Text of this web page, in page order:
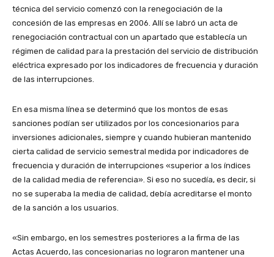
técnica del servicio comenzó con la renegociación de la
concesión de las empresas en 2006. Allí se labró un acta de
renegociación contractual con un apartado que establecía un
régimen de calidad para la prestación del servicio de distribución
eléctrica expresado por los indicadores de frecuencia y duración
de las interrupciones.
En esa misma línea se determinó que los montos de esas
sanciones podían ser utilizados por los concesionarios para
inversiones adicionales, siempre y cuando hubieran mantenido
cierta calidad de servicio semestral medida por indicadores de
frecuencia y duración de interrupciones «superior a los índices
de la calidad media de referencia». Si eso no sucedía, es decir, si
no se superaba la media de calidad, debía acreditarse el monto
de la sanción a los usuarios.
«Sin embargo, en los semestres posteriores a la firma de las
Actas Acuerdo, las concesionarias no lograron mantener una